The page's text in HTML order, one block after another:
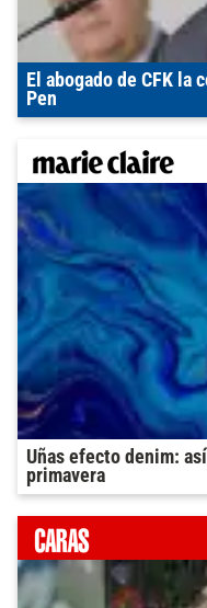
El abogado de CFK la
Pen
Uñas efecto denim:
primavera